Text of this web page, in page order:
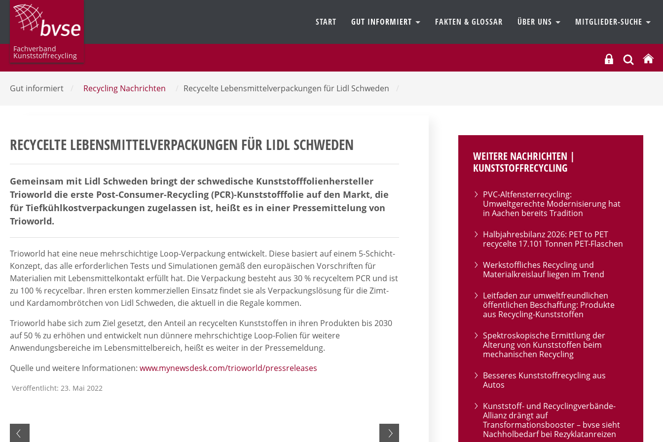
Fachverband
Kunststoffrecycling
START GUT INFORMIERT FAKTEN & GLOSSAR ÜBER UNS MITGLIEDER-SUCHE
Gut informiert / Recycling Nachrichten / Recycelte Lebensmittelverpackungen für Lidl Schweden /
RECYCELTE LEBENSMITTELVERPACKUNGEN FÜR LIDL SCHWEDEN
Gemeinsam mit Lidl Schweden bringt der schwedische Kunststofffolienhersteller
Trioworld die erste Post-Consumer-Recycling (PCR)-Kunststofffolie auf den Markt, die
für Tiefkühlkostverpackungen zugelassen ist, heißt es in einer Pressemittelung von
Trioworld.
Trioworld hat eine neue mehrschichtige Loop-Verpackung entwickelt. Diese basiert auf einem 5-Schicht-
Konzept, das alle erforderlichen Tests und Simulationen gemäß den europäischen Vorschriften für
Materialien mit Lebensmittelkontakt erfüllt hat. Die Verpackung besteht aus 30 % recyceltem PCR und ist
zu 100 % recycelbar. Ihren ersten kommerziellen Einsatz findet sie als Verpackungslösung für die Zimt-
und Kardamombrötchen von Lidl Schweden, die aktuell in die Regale kommen.
Trioworld habe sich zum Ziel gesetzt, den Anteil an recycelten Kunststoffen in ihren Produkten bis 2030
auf 50 % zu erhöhen und entwickelt nun dünnere mehrschichtige Loop-Folien für weitere
Anwendungsbereiche im Lebensmittelbereich, heißt es weiter in der Pressemeldung.
Quelle und weitere Informationen: www.mynewsdesk.com/trioworld/pressreleases
Veröffentlicht: 23. Mai 2022
WEITERE NACHRICHTEN |
KUNSTSTOFFRECYCLING
PVC-Altfensterrecycling:
Umweltgerechte Modernisierung hat
in Aachen bereits Tradition
Halbjahresbilanz 2026: PET to PET
recycelte 17.101 Tonnen PET-Flaschen
Werkstoffliches Recycling und
Materialkreislauf liegen im Trend
Leitfaden zur umweltfreundlichen
öffentlichen Beschaffung: Produkte
aus Recycling-Kunststoffen
Spektroskopische Ermittlung der
Alterung von Kunststoffen beim
mechanischen Recycling
Besseres Kunststoffrecycling aus
Autos
Kunststoff- und Recyclingverbände-
Allianz drängt auf
Transformationsbooster – bvse sieht
Nachholbedarf bei Rezyklatanreizen